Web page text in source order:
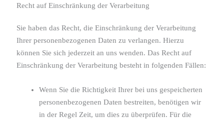
Recht auf Einschränkung der Verarbeitung
Sie haben das Recht, die Einschränkung der Verarbeitung
Ihrer personenbezogenen Daten zu verlangen. Hierzu
können Sie sich jederzeit an uns wenden. Das Recht auf
Einschränkung der Verarbeitung besteht in folgenden Fällen:
Wenn Sie die Richtigkeit Ihrer bei uns gespeicherten
personenbezogenen Daten bestreiten, benötigen wir
in der Regel Zeit, um dies zu überprüfen. Für die